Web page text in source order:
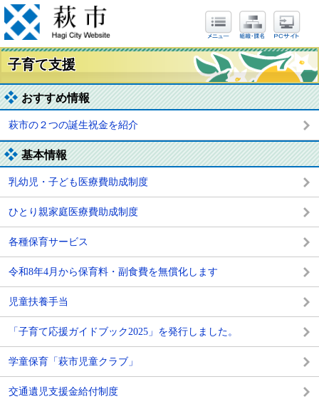
子育て支援
おすすめ情報
萩市の２つの誕生祝金を紹介
基本情報
乳幼児・子ども医療費助成制度
ひとり親家庭医療費助成制度
各種保育サービス
令和8年4月から保育料・副食費を無償化します
児童扶養手当
「子育て応援ガイドブック2025」を発行しました。
学童保育「萩市児童クラブ」
交通遺児支援金給付制度